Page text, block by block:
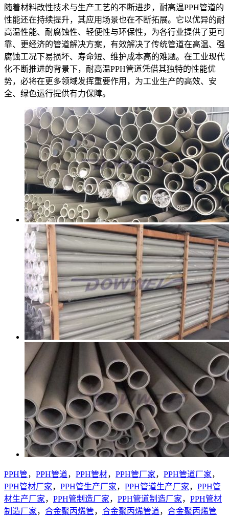
随着材料改性技术与生产工艺的不断进步，耐高温PPH管道的
性能还在持续提升，其应用场景也在不断拓展。它以优异的耐
高温性能、耐腐蚀性、轻便性与环保性，为各行业提供了更可
靠、更经济的管道解决方案，有效解决了传统管道在高温、强
腐蚀工况下易损坏、寿命短、维护成本高的难题。在工业现代
化不断推进的背景下，耐高温PPH管道凭借其独特的性能优
势，必将在更多领域发挥重要作用，为工业生产的高效、安
全、绿色运行提供有力保障。
PPH管， PPH管道， PPH管材， PPH管厂家， PPH管道厂家，
PPH管材厂家， PPH管生产厂家， PPH管道生产厂家， PPH管
材生产厂家， PPH管制造厂家， PPH管道制造厂家， PPH管材
制造厂家， 合金聚丙烯管， 合金聚丙烯管道， 合金聚丙烯管